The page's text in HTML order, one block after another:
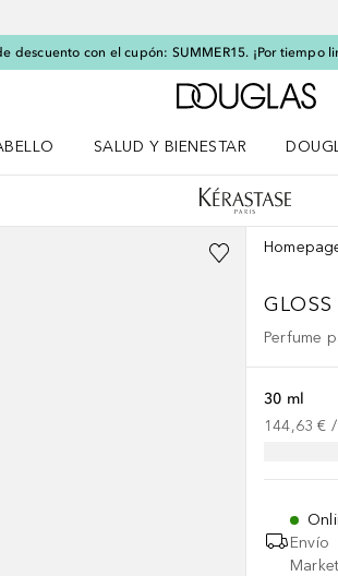
descuento con el cupón: SUMMER15. ¡Por tiempo
A
SALUD Y BIENESTAR
Perfume
30 ml
144,63 € /
Envío